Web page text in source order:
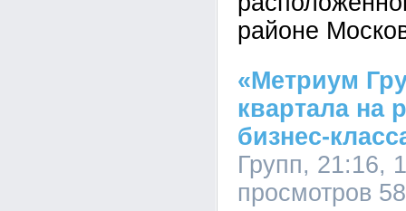
районе
«Метриум
квартала на
бизнес-
Групп, 21:16,
просмотров